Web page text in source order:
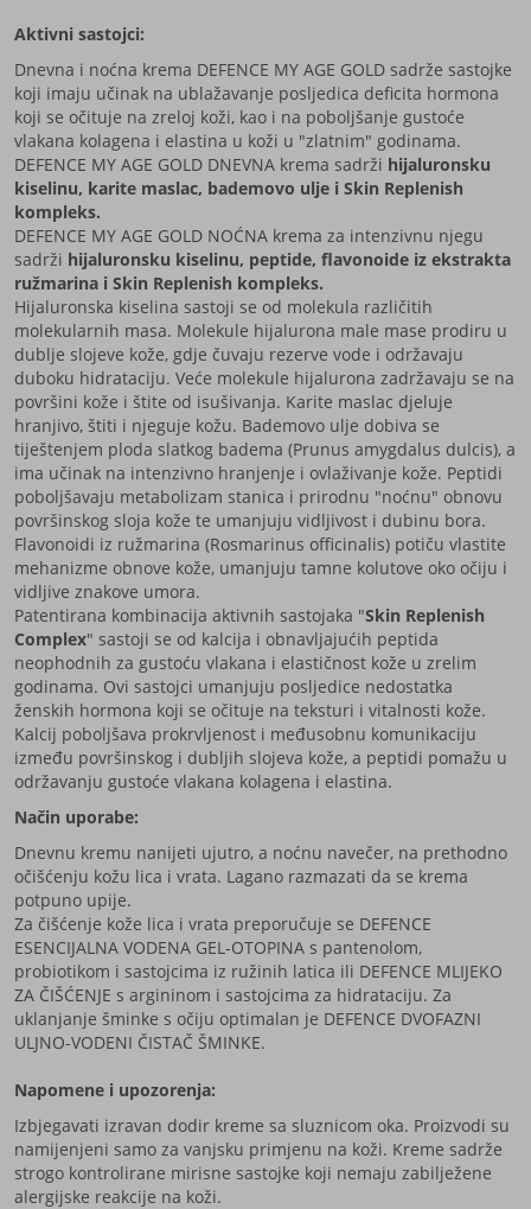
Aktivni sastojci:
Dnevna i noćna krema DEFENCE MY AGE GOLD sadrže sastojke
koji imaju učinak na ublažavanje posljedica deficita hormona
koji se očituje na zreloj koži, kao i na poboljšanje gustoće
vlakana kolagena i elastina u koži u "zlatnim" godinama.
DEFENCE MY AGE GOLD DNEVNA krema sadrži hijaluronsku
kiselinu, karite maslac, bademovo ulje i Skin Replenish
kompleks.
DEFENCE MY AGE GOLD NOĆNA krema za intenzivnu njegu
sadrži hijaluronsku kiselinu, peptide, flavonoide iz ekstrakta
ružmarina i Skin Replenish kompleks.
Hijaluronska kiselina sastoji se od molekula različitih
molekularnih masa. Molekule hijalurona male mase prodiru u
dublje slojeve kože, gdje čuvaju rezerve vode i održavaju
duboku hidrataciju. Veće molekule hijalurona zadržavaju se na
površini kože i štite od isušivanja. Karite maslac djeluje
hranjivo, štiti i njeguje kožu. Bademovo ulje dobiva se
tiještenjem ploda slatkog badema (Prunus amygdalus dulcis), a
ima učinak na intenzivno hranjenje i ovlaživanje kože. Peptidi
poboljšavaju metabolizam stanica i prirodnu "noćnu" obnovu
površinskog sloja kože te umanjuju vidljivost i dubinu bora.
Flavonoidi iz ružmarina (Rosmarinus officinalis) potiču vlastite
mehanizme obnove kože, umanjuju tamne kolutove oko očiju i
vidljive znakove umora.
Patentirana kombinacija aktivnih sastojaka "Skin Replenish
Complex" sastoji se od kalcija i obnavljajućih peptida
neophodnih za gustoću vlakana i elastičnost kože u zrelim
godinama. Ovi sastojci umanjuju posljedice nedostatka
ženskih hormona koji se očituje na teksturi i vitalnosti kože.
Kalcij poboljšava prokrvljenost i međusobnu komunikaciju
između površinskog i dubljih slojeva kože, a peptidi pomažu u
održavanju gustoće vlakana kolagena i elastina.
Način uporabe:
Dnevnu kremu nanijeti ujutro, a noćnu navečer, na prethodno
očišćenju kožu lica i vrata. Lagano razmazati da se krema
potpuno upije.
Za čišćenje kože lica i vrata preporučuje se DEFENCE
ESENCIJALNA VODENA GEL-OTOPINA s pantenolom,
probiotikom i sastojcima iz ružinih latica ili DEFENCE MLIJEKO
ZA ČIŠĆENJE s argininom i sastojcima za hidrataciju. Za
uklanjanje šminke s očiju optimalan je DEFENCE DVOFAZNI
ULJNO-VODENI ČISTAČ ŠMINKE.
Napomene i upozorenja:
Izbjegavati izravan dodir kreme sa sluznicom oka. Proizvodi su
namijenjeni samo za vanjsku primjenu na koži. Kreme sadrže
strogo kontrolirane mirisne sastojke koji nemaju zabilježene
alergijske reakcije na koži.